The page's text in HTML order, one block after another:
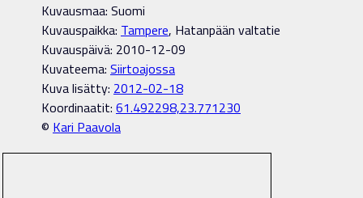
Kuvausmaa: Suomi
Kuvauspaikka: Tampere, Hatanpään valtatie
Kuvauspäivä: 2010-12-09
Kuvateema: Siirtoajossa
Kuva lisätty: 2012-02-18
Koordinaatit: 61.492298,23.771230
© Kari Paavola